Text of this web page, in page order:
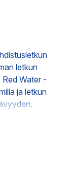
letkun
Water -
ja letkun
mm,